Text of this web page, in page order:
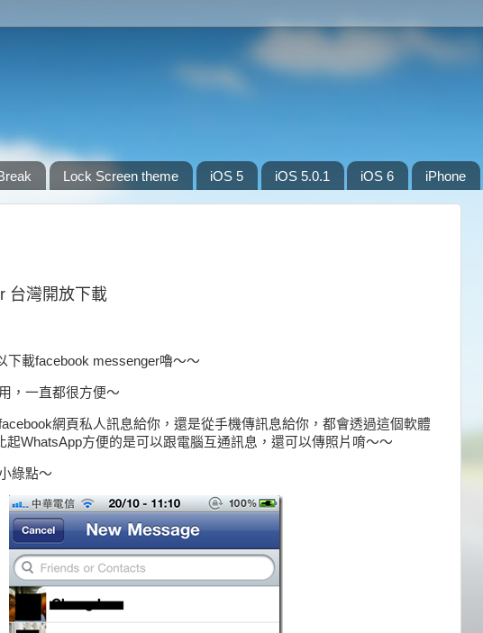
Lock Screen theme iOS 5 iOS 5.0.1 iOS 6 iPhone
台灣開放下載
下載facebook messenger嚕～～
，一直都很方便～
網頁私人訊息給你，還是從手機傳訊息給你，都會透過這個軟體
起WhatsApp方便的是可以跟電腦互通訊息，還可以傳照片唷～～
綠點～